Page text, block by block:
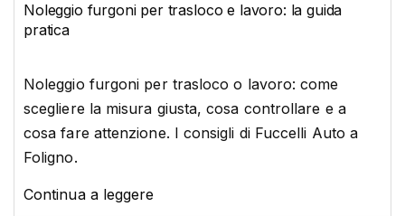
Noleggio furgoni per trasloco e lavoro: la guida
pratica
Noleggio furgoni per trasloco o lavoro: come
scegliere la misura giusta, cosa controllare e a
cosa fare attenzione. I consigli di Fuccelli Auto a
Foligno.
Continua a leggere